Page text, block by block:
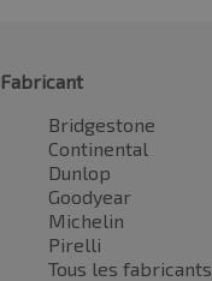
Fabricant
Bridgestone
Continental
Dunlop
Goodyear
Michelin
Pirelli
Tous les fabricants